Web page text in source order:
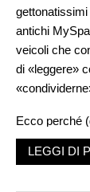
antichi
veicoli che
di «leggere»
Ecco perché
e temi che
possibile
LEGGI DI